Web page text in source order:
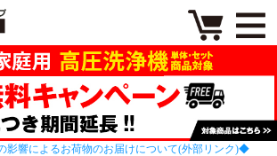
影響によるお荷物のお届けについて(外部リンク)◆